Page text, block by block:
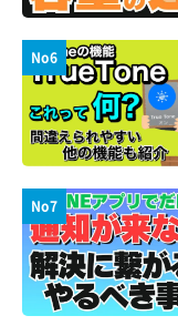
No6
No7